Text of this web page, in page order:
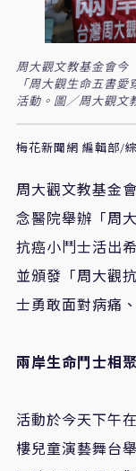
周大觀文教基金會今
「周大觀生命五書
活動。圖／周大觀文
梅花新聞網 編輯部/
周大觀文教基金
念醫院舉辦「周
抗癌小鬥士活出
並頒發「周大觀
士勇敢面對病痛
兩岸生命鬥士相
活動於今天下午
樓兒童演藝舞台